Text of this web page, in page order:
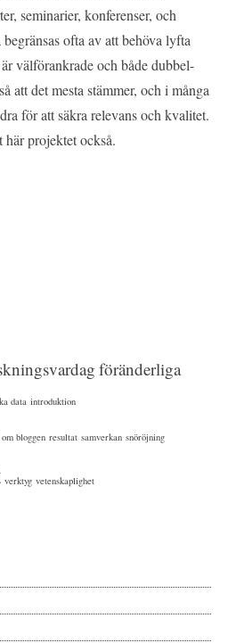
seminarier, konferenser, och
ofta av att behöva lyfta
välförankrade och både dubbel-
att det mesta stämmer, och i många
för att säkra relevans och kvalitet.
projektet också.
föränderliga
data introduktion
om bloggen resultat samverkan snöröjning
verktyg vetenskaplighet